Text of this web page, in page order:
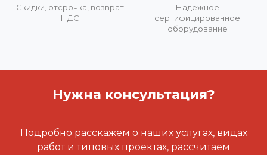
Скидки, отсрочка, возврат
НДС
Надежное
сертифицированное
оборудование
Нужна консультация?
Подробно расскажем о наших услугах, видах
работ и типовых проектах, рассчитаем